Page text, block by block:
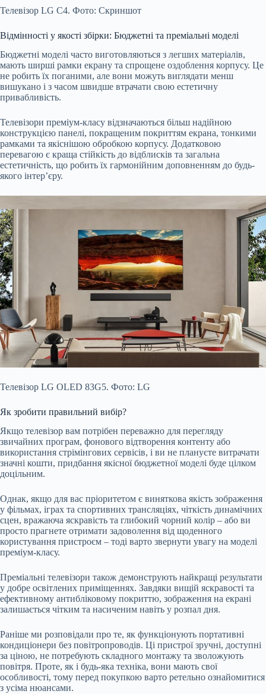
Телевізор LG C4. Фото: Скриншот
Відмінності у якості збірки: Бюджетні та преміальні моделі
Бюджетні моделі часто виготовляються з легших матеріалів,
мають ширші рамки екрану та спрощене оздоблення корпусу. Це
не робить їх поганими, але вони можуть виглядати менш
вишукано і з часом швидше втрачати свою естетичну
привабливість.
Телевізори преміум-класу відзначаються більш надійною
конструкцією панелі, покращеним покриттям екрана, тонкими
рамками та якіснішою обробкою корпусу. Додатковою
перевагою є краща стійкість до відблисків та загальна
естетичність, що робить їх гармонійним доповненням до будь-
якого інтер’єру.
Телевізор LG OLED 83G5. Фото: LG
Як зробити правильний вибір?
Якщо телевізор вам потрібен переважно для перегляду
звичайних програм, фонового відтворення контенту або
використання стрімінгових сервісів, і ви не плануєте витрачати
значні кошти, придбання якісної бюджетної моделі буде цілком
доцільним.
Однак, якщо для вас пріоритетом є виняткова якість зображення
у фільмах, іграх та спортивних трансляціях, чіткість динамічних
сцен, вражаюча яскравість та глибокий чорний колір – або ви
просто прагнете отримати задоволення від щоденного
користування пристроєм – тоді варто звернути увагу на моделі
преміум-класу.
Преміальні телевізори також демонструють найкращі результати
у добре освітлених приміщеннях. Завдяки вищій яскравості та
ефективному антибліковому покриттю, зображення на екрані
залишається чітким та насиченим навіть у розпал дня.
Раніше ми розповідали про те, як функціонують портативні
кондиціонери без повітропроводів. Ці пристрої зручні, доступні
за ціною, не потребують складного монтажу та зволожують
повітря. Проте, як і будь-яка техніка, вони мають свої
особливості, тому перед покупкою варто ретельно ознайомитися
з усіма нюансами.